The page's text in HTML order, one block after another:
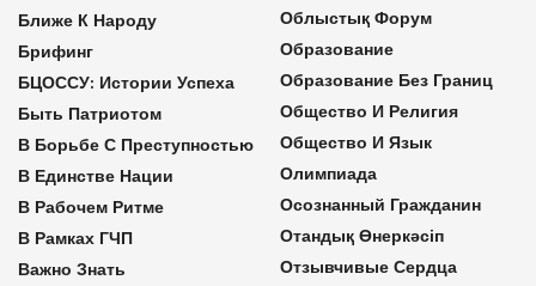
Ближе К Народу
Брифинг
БЦОССУ: Истории Успеха
Быть Патриотом
В Борьбе С Преступностью
В Единстве Нации
В Рабочем Ритме
В Рамках ГЧП
Важно Знать
Облыстық Форум
Образование
Образование Без Границ
Общество И Религия
Общество И Язык
Олимпиада
Осознанный Гражданин
Отандық Өнеркәсіп
Отзывчивые Сердца